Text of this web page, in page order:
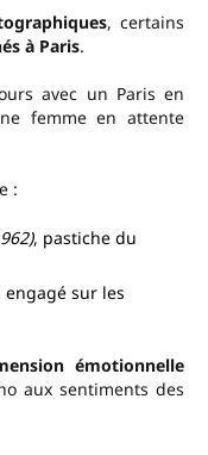
, certains
à Paris.
avec un Paris en
femme en attente
:
, pastiche du
sur les
émotionnelle
aux sentiments des